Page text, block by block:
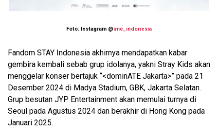
Foto: Instagram @ime_indonesia
Fandom STAY Indonesia akhirnya mendapatkan kabar
gembira kembali sebab grup idolanya, yakni Stray Kids akan
menggelar konser bertajuk “<dominATE Jakarta>” pada 21
Desember 2024 di Madya Stadium, GBK, Jakarta Selatan.
Grup besutan JYP Entertainment akan memulai turnya di
Seoul pada Agustus 2024 dan berakhir di Hong Kong pada
Januari 2025.